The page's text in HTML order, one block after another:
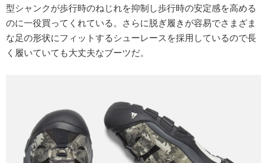
型シャンクが歩行時のねじれを抑制し歩行時の安定感を高める
のに一役買ってくれている。さらに脱ぎ履きが容易でさまざま
な足の形状にフィットするシューレースを採用しているので長
く履いていても大丈夫なブーツだ。